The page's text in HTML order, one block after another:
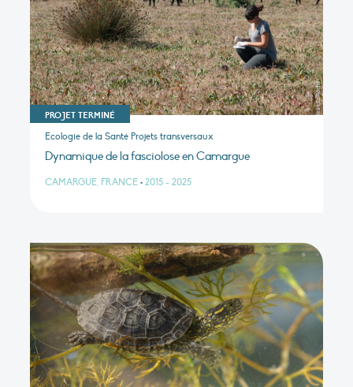
PROJET TERMINÉ
Ecologie de la Santé Projets transversaux
Dynamique de la fasciolose en Camargue
CAMARGUE, FRANCE • 2015 - 2025